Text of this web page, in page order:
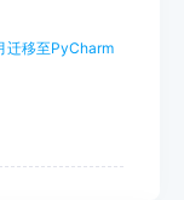
迁移至PyCharm